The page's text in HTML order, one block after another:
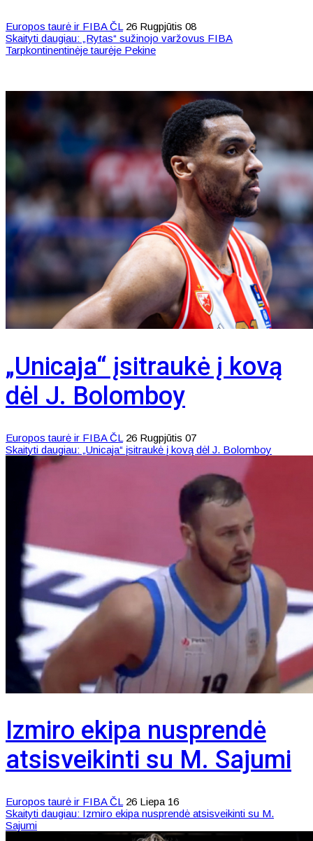
Europos taurė ir FIBA ČL 26 Rugpjūtis 08
Skaityti daugiau: „Rytas“ sužinojo varžovus FIBA
Tarpkontinentinėje taurėje Pekine
„Unicaja“ įsitraukė į kovą
dėl J. Bolomboy
Europos taurė ir FIBA ČL 26 Rugpjūtis 07
Skaityti daugiau: „Unicaja“ įsitraukė į kovą dėl J. Bolomboy
Izmiro ekipa nusprendė
atsisveikinti su M. Sajumi
Europos taurė ir FIBA ČL 26 Liepa 16
Skaityti daugiau: Izmiro ekipa nusprendė atsisveikinti su M.
Sajumi